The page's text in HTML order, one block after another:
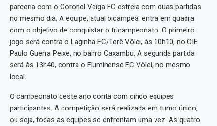
parceria com o Coronel Veiga FC estreia com duas partidas
no mesmo dia. A equipe, atual bicampeã, entra em quadra
com o objetivo de conquistar o tricampeonato. O primeiro
jogo será contra o Laginha FC/Terê Vôlei, às 10h10, no CIE
Paulo Guerra Peixe, no bairro Caxambu. A segunda partida
será às 13h40, contra o Fluminense FC Vôlei, no mesmo
local.
O campeonato deste ano conta com cinco equipes
participantes. A competição será realizada em turno único,
ou seja, todas as equipes se enfrentam uma vez. As quatro